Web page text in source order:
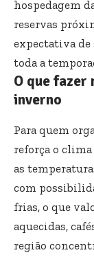
hospedagem
reservas
expectativa de
toda a
O que fazer
inverno
Para quem
reforça o clima
as
com
frias, o que
aquecidas,
região